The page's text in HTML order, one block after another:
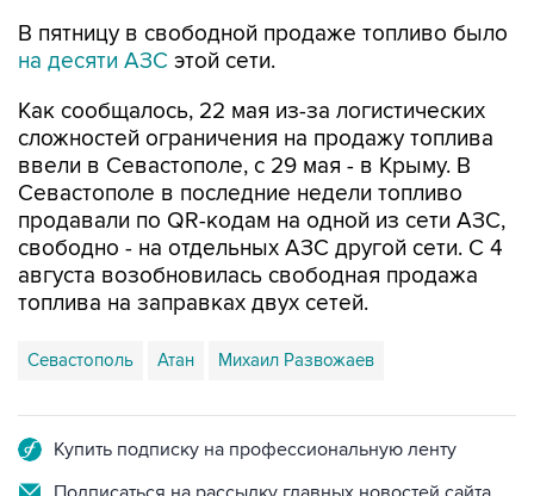
Как сообщалось, 22 мая из-за логистических
ввели в Севастополе, с 29 мая - в Крыму. В
Севастополе в последние недели топливо
продавали по QR-кодам на одной из сети АЗС,
свободно - на отдельных АЗС другой сети. С 4
августа возобновилась свободная продажа
топлива на заправках двух сетей.
Севастополь Атан Михаил Развожаев
Подписаться на рассылку главных новостей сайта
Получать оперативные новости в официальном